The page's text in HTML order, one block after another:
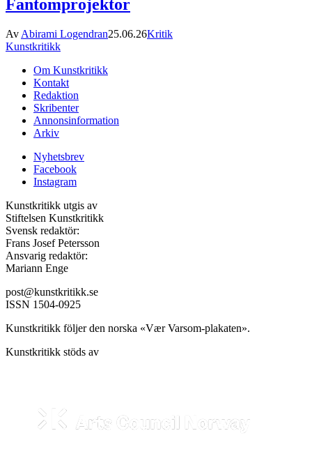
Fantomprojektor
Av Abirami Logendran25.06.26Kritik
Kunstkritikk
Om Kunstkritikk
Kontakt
Redaktion
Skribenter
Annonsinformation
Arkiv
Nyhetsbrev
Facebook
Instagram
Kunstkritikk utgis av
Stiftelsen Kunstkritikk
Svensk redaktör:
Frans Josef Petersson
Ansvarig redaktör:
Mariann Enge
post@kunstkritikk.se
ISSN 1504-0925
Kunstkritikk följer den norska «Vær Varsom-plakaten».
Kunstkritikk stöds av